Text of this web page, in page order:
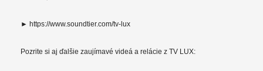
► https://www.soundtier.com/tv-lux
Pozrite si aj ďalšie zaujímavé videá a relácie z TV LUX: